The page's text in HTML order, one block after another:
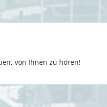
von Ihnen zu hören!